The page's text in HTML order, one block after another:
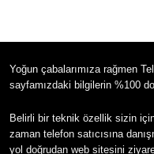
Yoğun çabalarımıza rağmen
sayfamızdaki bilgilerin %100
Belirli bir teknik özellik sizin
zaman telefon satıcısına
yol doğrudan web sitesini